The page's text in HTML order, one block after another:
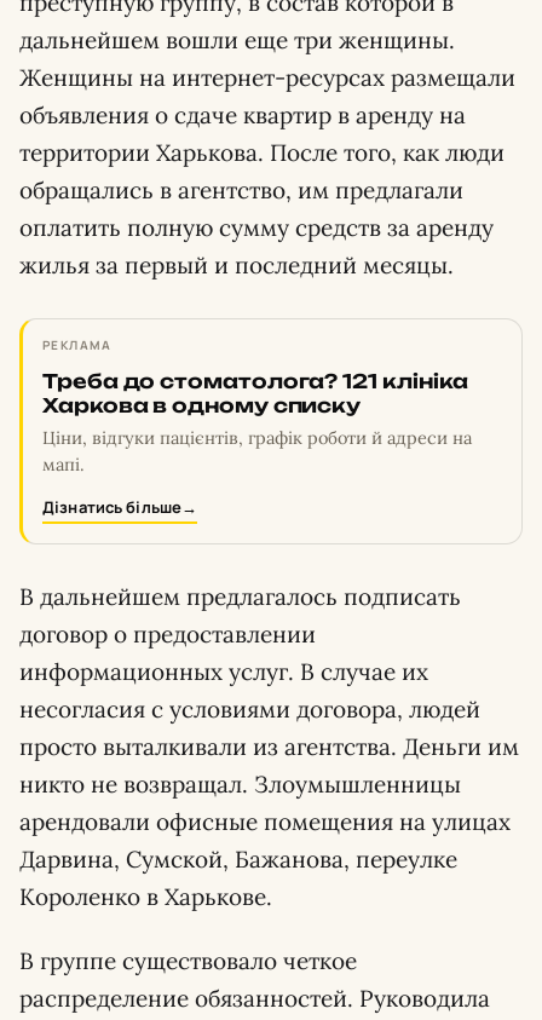
дальнейшем вошли еще три женщины.
Женщины на интернет-ресурсах размещали
объявления о сдаче квартир в аренду на
территории Харькова. После того, как люди
обращались в агентство, им предлагали
оплатить полную сумму средств за аренду
жилья за первый и последний месяцы.
РЕКЛАМА
Треба до стоматолога? 121 клініка
Харкова в одному списку
Ціни, відгуки пацієнтів, графік роботи й адреси на
мапі.
Дізнатись більше→
В дальнейшем предлагалось подписать
договор о предоставлении
информационных услуг. В случае их
несогласия с условиями договора, людей
просто выталкивали из агентства. Деньги им
никто не возвращал. Злоумышленницы
арендовали офисные помещения на улицах
Дарвина, Сумской, Бажанова, переулке
Короленко в Харькове.
В группе существовало четкое
распределение обязанностей. Руководила